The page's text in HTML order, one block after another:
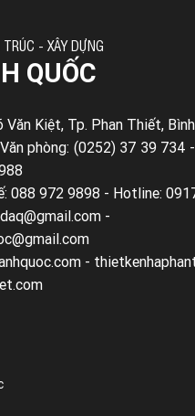
- XÂY DỰNG
QUỐC
Văn Kiệt, Tp. Phan Thiết,
Văn phòng: (0252) 37 39 734 -
088 972 9898 - Hotline:
-
-